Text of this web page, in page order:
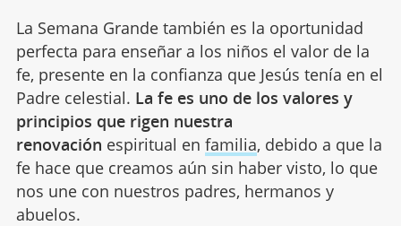
La Semana Grande también es la oportunidad
perfecta para enseñar a los niños el valor de la
fe, presente en la confianza que Jesús tenía en el
Padre celestial. La fe es uno de los valores y
principios que rigen nuestra
renovación espiritual en familia, debido a que la
fe hace que creamos aún sin haber visto, lo que
nos une con nuestros padres, hermanos y
abuelos.